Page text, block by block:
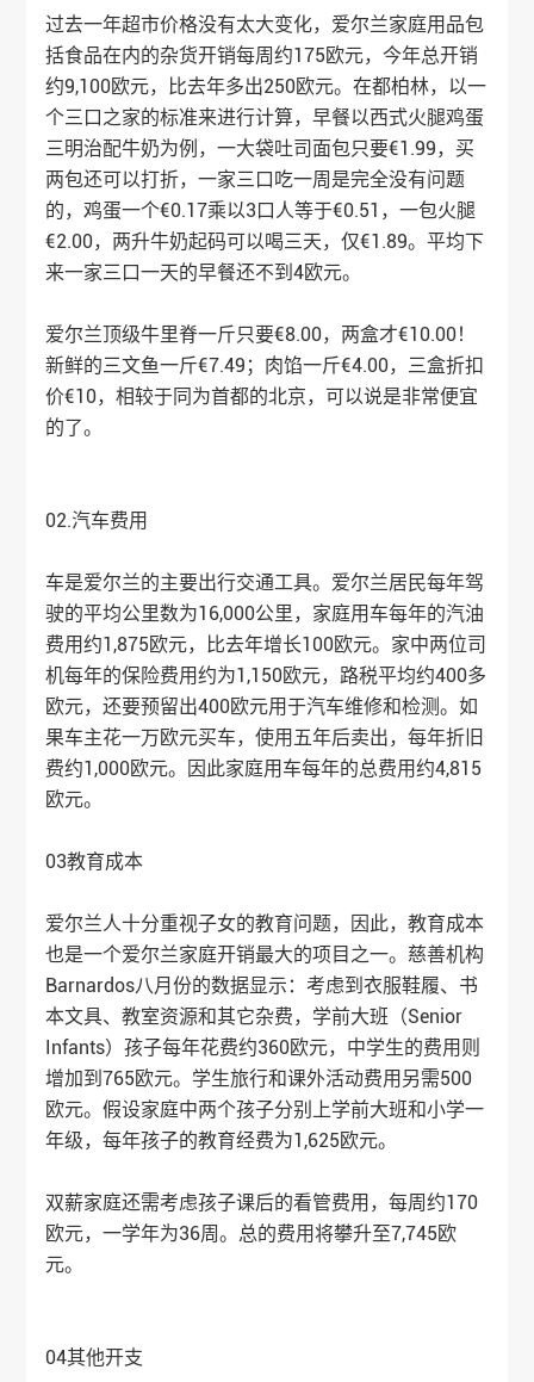
过去一年超市价格没有太大变化，爱尔兰家庭用品包
括食品在内的杂货开销每周约175欧元，今年总开销
约9,100欧元，比去年多出250欧元。在都柏林，以一
个三口之家的标准来进行计算，早餐以西式火腿鸡蛋
三明治配牛奶为例，一大袋吐司面包只要€1.99，买
两包还可以打折，一家三口吃一周是完全没有问题
的，鸡蛋一个€0.17乘以3口人等于€0.51，一包火腿
€2.00，两升牛奶起码可以喝三天，仅€1.89。平均下
来一家三口一天的早餐还不到4欧元。
爱尔兰顶级牛里脊一斤只要€8.00，两盒才€10.00！
新鲜的三文鱼一斤€7.49；肉馅一斤€4.00，三盒折扣
价€10，相较于同为首都的北京，可以说是非常便宜
的了。
02.汽车费用
车是爱尔兰的主要出行交通工具。爱尔兰居民每年驾
驶的平均公里数为16,000公里，家庭用车每年的汽油
费用约1,875欧元，比去年增长100欧元。家中两位司
机每年的保险费用约为1,150欧元，路税平均约400多
欧元，还要预留出400欧元用于汽车维修和检测。如
果车主花一万欧元买车，使用五年后卖出，每年折旧
费约1,000欧元。因此家庭用车每年的总费用约4,815
欧元。
03教育成本
爱尔兰人十分重视子女的教育问题，因此，教育成本
也是一个爱尔兰家庭开销最大的项目之一。慈善机构
Barnardos八月份的数据显示：考虑到衣服鞋履、书
本文具、教室资源和其它杂费，学前大班（Senior
Infants）孩子每年花费约360欧元，中学生的费用则
增加到765欧元。学生旅行和课外活动费用另需500
欧元。假设家庭中两个孩子分别上学前大班和小学一
年级，每年孩子的教育经费为1,625欧元。
双薪家庭还需考虑孩子课后的看管费用，每周约170
欧元，一学年为36周。总的费用将攀升至7,745欧
元。
04其他开支